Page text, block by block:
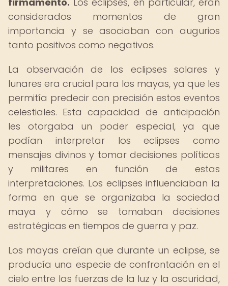
considerados momentos de gran
importancia y se asociaban con augurios
tanto positivos como negativos.
La observación de los eclipses solares y
lunares era crucial para los mayas, ya que les
permitía predecir con precisión estos eventos
celestiales. Esta capacidad de anticipación
les otorgaba un poder especial, ya que
podían interpretar los eclipses como
mensajes divinos y tomar decisiones políticas
y militares en función de estas
interpretaciones. Los eclipses influenciaban la
forma en que se organizaba la sociedad
maya y cómo se tomaban decisiones
estratégicas en tiempos de guerra y paz.
Los mayas creían que durante un eclipse, se
producía una especie de confrontación en el
cielo entre las fuerzas de la luz y la oscuridad,